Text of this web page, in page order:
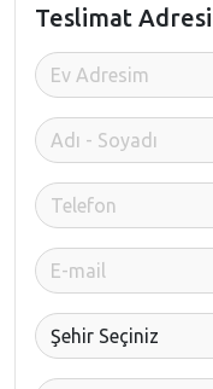
Teslimat Adresi